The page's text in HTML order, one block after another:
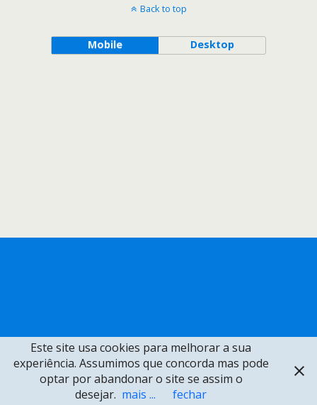
Back to top
Mobile Desktop
Este site usa cookies para melhorar a sua
experiência. Assumimos que concorda mas pode
optar por abandonar o site se assim o
desejar. mais ... fechar